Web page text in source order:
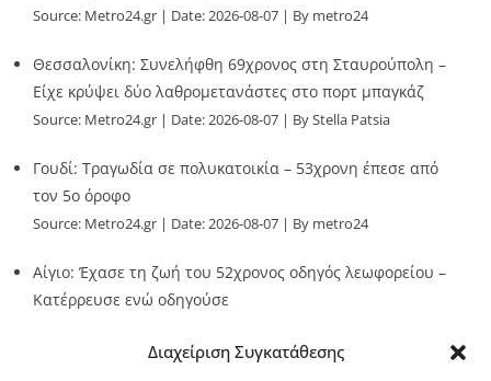
Διαχείριση Συγκατάθεσης
Source: Metro24.gr Date: 2026-08-07 By metro24
Θεσσαλονίκη: Συνελήφθη 69χρονος στη Σταυρούπολη –
Είχε κρύψει δύο λαθρομετανάστες στο πορτ μπαγκάζ
Source: Metro24.gr Date: 2026-08-07 By Stella Patsia
Γουδί: Τραγωδία σε πολυκατοικία – 53χρονη έπεσε από
τον 5ο όροφο
Source: Metro24.gr Date: 2026-08-07 By metro24
Αίγιο: Έχασε τη ζωή του 52χρονος οδηγός λεωφορείου –
Κατέρρευσε ενώ οδηγούσε